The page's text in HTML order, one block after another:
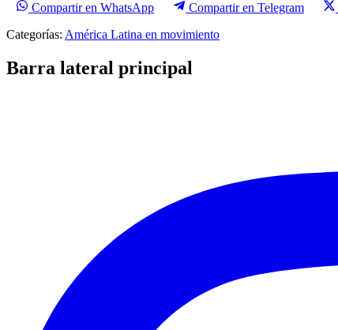
Compartir en WhatsApp Compartir en Telegram
Categorías: América Latina en movimiento
Barra lateral principal